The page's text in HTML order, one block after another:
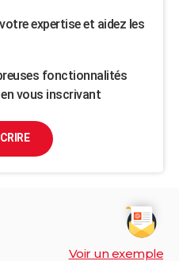
expertise et aidez les
fonctionnalités
vous inscrivant
Voir un exemple